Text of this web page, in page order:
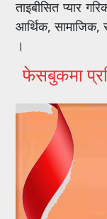
ताइबीसित प्यार
आर्थिक, सामाजिक,
।
फेसबुकमा